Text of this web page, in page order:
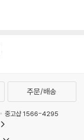
주문/배송
중고샵 1566-4295